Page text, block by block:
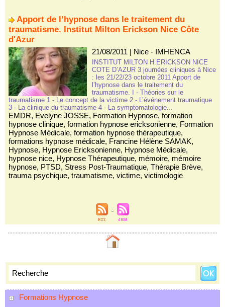
Formations Hypnose
Apport de l’hypnose dans le traitement du
traumatisme. Institut Milton Erickson Nice Côte
d'Azur
21/08/2011 | Nice - IMHENCA
INSTITUT MILTON H.ERICKSON NICE
COTE D’AZUR 3 journées cliniques à Nice
: les 21/22/23 octobre 2011 Apport de
l’hypnose dans le traitement du
traumatisme. I - Théories sur le
traumatisme 1 - Le concept de la victime 2 - L’événement traumatique
3 - La clinique du traumatisme 4 - La symptomatologie...
EMDR, Evelyne JOSSE, Formation Hypnose, formation
hypnose clinique, formation hypnose ericksonienne, Formation
Hypnose Médicale, formation hypnose thérapeutique,
formations hypnose médicale, Francine Hélène SAMAK,
Hypnose, Hypnose Ericksonienne, Hypnose Médicale,
hypnose nice, Hypnose Thérapeutique, mémoire, mémoire
hypnose, PTSD, Stress Post-Traumatique, Thérapie Brève,
trauma psychique, traumatisme, victime, victimologie